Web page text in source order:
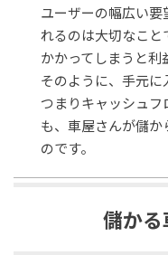
ユーザーの幅広い
れるのは大切なこ
かかってしまうと利
そのように、手元に
つまりキャッシュフ
も、車屋さんが儲か
のです。
儲か